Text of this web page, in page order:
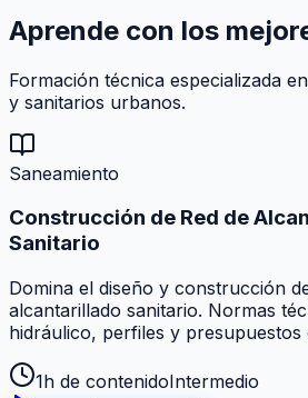
Aprende con los
Formación técnica especializada
y sanitarios urbanos.
Saneamiento
Construcción de Red de
Sanitario
Domina el diseño y construcción
alcantarillado sanitario. Normas
hidráulico, perfiles y presupuestos
1h de contenidoIntermedio